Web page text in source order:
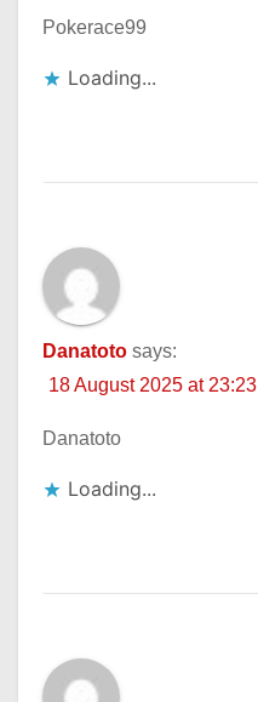
Pokerace99
Loading...
Danatoto says:
18 August 2025 at 23:23
Danatoto
Loading...